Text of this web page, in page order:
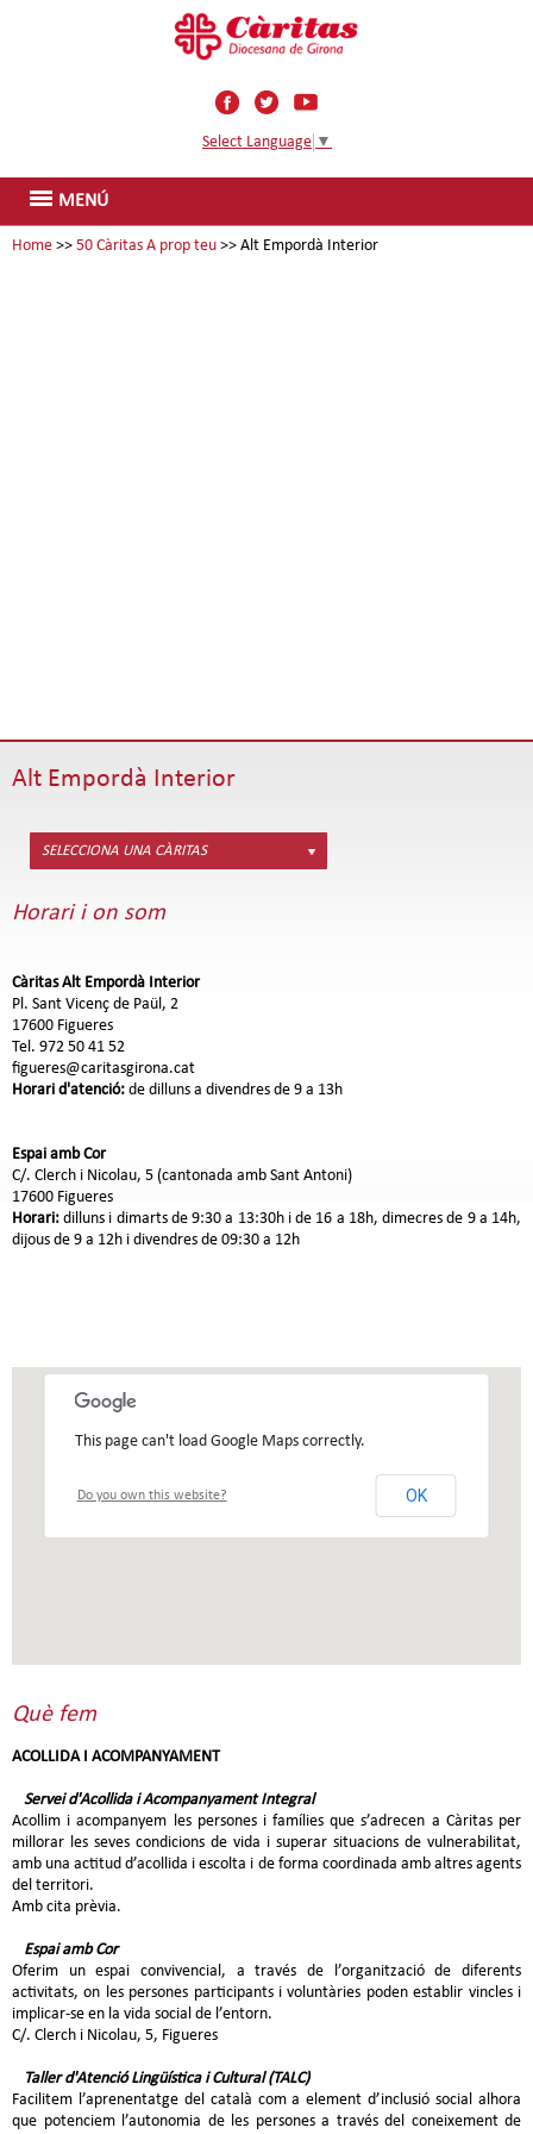
Select Language ▼
MENÚ
Home >> 50 Càritas A prop teu >> Alt Empordà Interior
Alt Empordà Interior
SELECCIONA UNA CÀRITAS
Horari i on som
Càritas Alt Empordà Interior
Pl. Sant Vicenç de Paül, 2
17600 Figueres
Tel. 972 50 41 52
figueres@caritasgirona.cat
Horari d'atenció: de dilluns a divendres de 9 a 13h
Espai amb Cor
C/. Clerch i Nicolau, 5 (cantonada amb Sant Antoni)
17600 Figueres
Horari:dilluns i dimarts de 9:30 a 13:30h i de 16 a 18h, dimecres de 9 a 14h,
dijous de 9 a 12h i divendres de 09:30 a 12h
This page can't load Google Maps correctly.
Do you own this website? OK
Què fem
ACOLLIDA I ACOMPANYAMENT
Servei d'Acollida i Acompanyament Integral
Acollim i acompanyem les persones i famílies que s’adrecen a Càritas per
millorar les seves condicions de vida i superar situacions de vulnerabilitat,
amb una actitud d’acollida i escolta i de forma coordinada amb altres agents
del territori.
Amb cita prèvia.
Espai amb Cor
Oferim un espai convivencial, a través de l’organització de diferents
activitats, on les persones participants i voluntàries poden establir vincles i
implicar-se en la vida social de l’entorn.
C/. Clerch i Nicolau, 5, Figueres
Taller d'Atenció Lingüística i Cultural (TALC)
Facilitem l’aprenentatge del català com a element d’inclusió social alhora
que potenciem l’autonomia de les persones a través del coneixement de